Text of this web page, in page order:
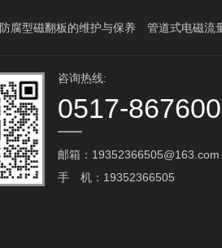
防腐型磁翻板的维护与保养 管道式电磁流
咨询热线:
0517-
邮箱：19352366505@163.com‬
手 机：19352366505